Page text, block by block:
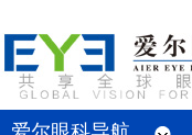
眼底病专科
屈光专科
白内障专科
青光眼专科
斜视与小儿眼科专科
眼整形眼眶病专科
眼预防保健专科
角膜病专科
眼外伤专业